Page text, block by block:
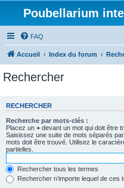
Poubellarium
FAQ
Accueil Index du forum
Rechercher
RECHERCHER
Recherche par mots-clés :
Placez un + devant un mot qui doit être
Saisissez une suite de mots séparés
mots doit être trouvé. Utilisez le
partielles.
Rechercher tous les termes
Rechercher n’importe lequel de ces